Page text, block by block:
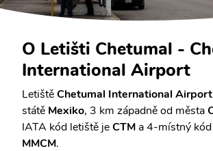
O Letišti Chetumal -
International Airport
LetištěChetumal International Airport
státě Mexiko, 3 km západně od města
IATA kód letiště jeCTM a 4-místný
MMCM.